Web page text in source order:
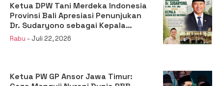
Ketua DPW Tani Merdeka Indonesia
Provinsi Bali Apresiasi Penunjukan
Dr. Sudaryono sebagai Kepala
Badan Gizi Nasional
Rabu - Juli 22, 2026
Ketua PW GP Ansor Jawa Timur: